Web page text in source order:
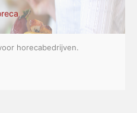
horecabedrijven.